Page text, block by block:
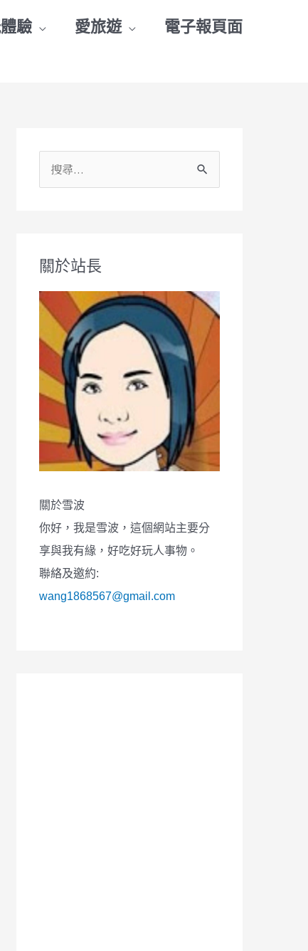
驗 愛旅遊 電子報頁面
字
關於站長
關於雪波
你好，我是雪波，這個網站主要分
享與我有緣，好吃好玩人事物。
聯絡及邀約:
wang1868567@gmail.com